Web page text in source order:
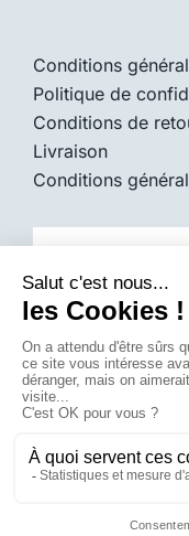
Conditions
Politique de
Conditions de
Livraison
Conditions
© 2026 -